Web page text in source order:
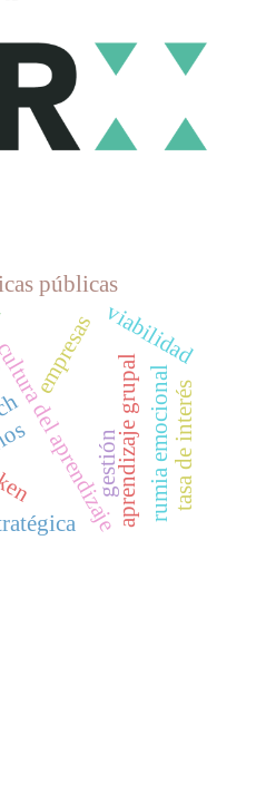
aprendizajeaprendizaje grupal
gestión
empresas viabilidad
públicas
rumia emocionaltasa de interés